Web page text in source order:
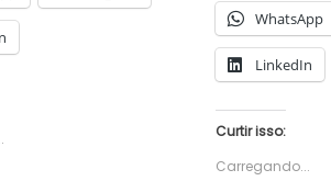
WhatsApp
LinkedIn
Curtir isso:
Carregando...